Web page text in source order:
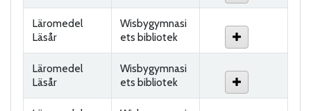
Läromedel
Läsår
Wisbygymnasi
ets bibliotek
Läromedel
Läsår
Wisbygymnasi
ets bibliotek